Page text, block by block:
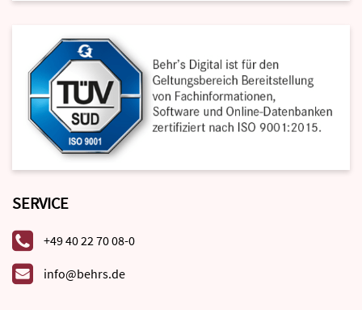
SERVICE
+49 40 22 70 08-0
info@behrs.de